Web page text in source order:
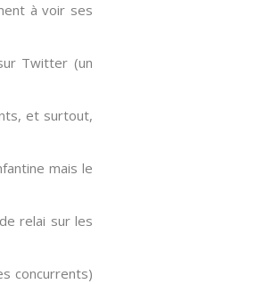
à voir ses
Twitter (un
et surtout,
mais le
relai sur les
concurrents)